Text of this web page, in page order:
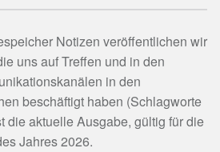
Notizen veröffentlichen wir
uns auf Treffen und in den
in den
beschäftigt haben (Schlagworte
die aktuelle Ausgabe, gültig für die
Jahres 2026.